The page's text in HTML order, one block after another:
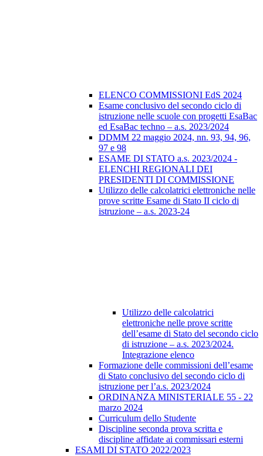
ELENCO COMMISSIONI EdS 2024
Esame conclusivo del secondo ciclo di
istruzione nelle scuole con progetti EsaBac
ed EsaBac techno – a.s. 2023/2024
DDMM 22 maggio 2024, nn. 93, 94, 96,
97 e 98
ESAME DI STATO a.s. 2023/2024 -
ELENCHI REGIONALI DEI
PRESIDENTI DI COMMISSIONE
Utilizzo delle calcolatrici elettroniche nelle
prove scritte Esame di Stato II ciclo di
istruzione – a.s. 2023-24
Utilizzo delle calcolatrici
elettroniche nelle prove scritte
dell’esame di Stato del secondo ciclo
di istruzione – a.s. 2023/2024.
Integrazione elenco
Formazione delle commissioni dell’esame
di Stato conclusivo del secondo ciclo di
istruzione per l’a.s. 2023/2024
ORDINANZA MINISTERIALE 55 - 22
marzo 2024
Curriculum dello Studente
Discipline seconda prova scritta e
discipline affidate ai commissari esterni
ESAMI DI STATO 2022/2023